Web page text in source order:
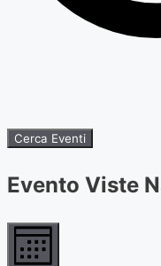
Cerca Eventi
Evento Viste